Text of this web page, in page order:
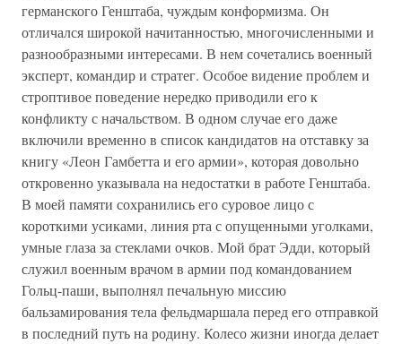
германского Генштаба, чуждым конформизма. Он
отличался широкой начитанностью, многочисленными и
разнообразными интересами. В нем сочетались военный
эксперт, командир и стратег. Особое видение проблем и
строптивое поведение нередко приводили его к
конфликту с начальством. В одном случае его даже
включили временно в список кандидатов на отставку за
книгу «Леон Гамбетта и его армии», которая довольно
откровенно указывала на недостатки в работе Генштаба.
В моей памяти сохранились его суровое лицо с
короткими усиками, линия рта с опущенными уголками,
умные глаза за стеклами очков. Мой брат Эдди, который
служил военным врачом в армии под командованием
Гольц-паши, выполнял печальную миссию
бальзамирования тела фельдмаршала перед его отправкой
в последний путь на родину. Колесо жизни иногда делает